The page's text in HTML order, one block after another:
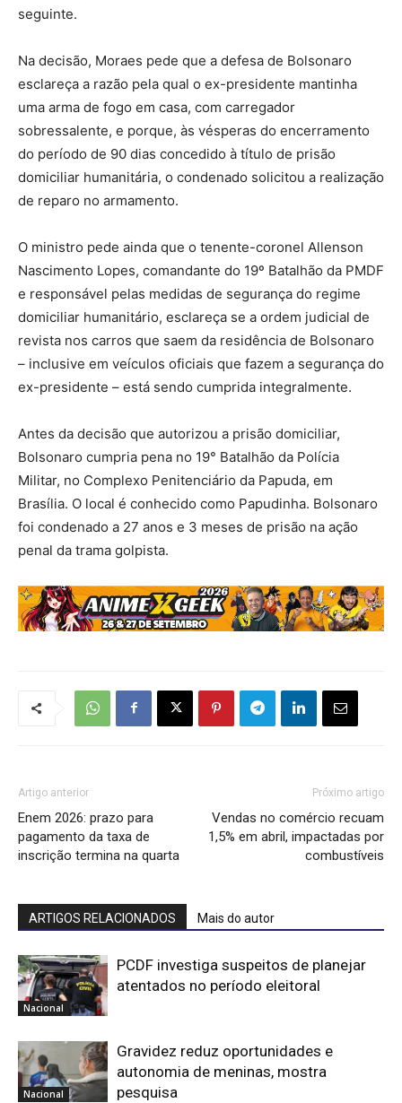
seguinte.
Na decisão, Moraes pede que a defesa de Bolsonaro
esclareça a razão pela qual o ex-presidente mantinha
uma arma de fogo em casa, com carregador
sobressalente, e porque, às vésperas do encerramento
do período de 90 dias concedido à título de prisão
domiciliar humanitária, o condenado solicitou a realização
de reparo no armamento.
O ministro pede ainda que o tenente-coronel Allenson
Nascimento Lopes, comandante do 19º Batalhão da PMDF
e responsável pelas medidas de segurança do regime
domiciliar humanitário, esclareça se a ordem judicial de
revista nos carros que saem da residência de Bolsonaro
– inclusive em veículos oficiais que fazem a segurança do
ex-presidente – está sendo cumprida integralmente.
Antes da decisão que autorizou a prisão domiciliar,
Bolsonaro cumpria pena no 19° Batalhão da Polícia
Militar, no Complexo Penitenciário da Papuda, em
Brasília. O local é conhecido como Papudinha. Bolsonaro
foi condenado a 27 anos e 3 meses de prisão na ação
penal da trama golpista.
Artigo anterior
Enem 2026: prazo para
pagamento da taxa de
inscrição termina na quarta
Próximo artigo
Vendas no comércio recuam
1,5% em abril, impactadas por
combustíveis
ARTIGOS RELACIONADOS Mais do autor
Nacional
PCDF investiga suspeitos de planejar
atentados no período eleitoral
Nacional
Gravidez reduz oportunidades e
autonomia de meninas, mostra
pesquisa